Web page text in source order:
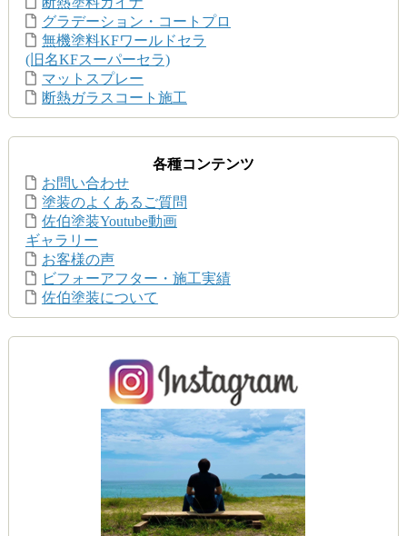
グラデーション・コートプロ
無機塗料KFワールドセラ
(旧名KFスーパーセラ)
マットスプレー
断熱ガラスコート施工
各種コンテンツ
お問い合わせ
塗装のよくあるご質問
佐伯塗装Youtube動画
ギャラリー
お客様の声
ビフォーアフター・施工実績
佐伯塗装について